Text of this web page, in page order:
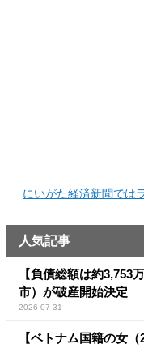
にいがた経済新聞では
人気記事
【負債総額は約3,753
市）が破産開始決定
2026-07-31
【ベトナム国籍の女